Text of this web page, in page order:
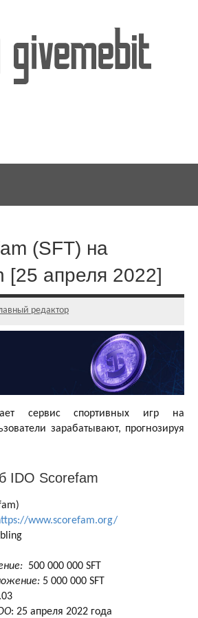
(SFT) на
[25 апреля 2022]
редактор
сервис спортивных игр на
зарабатывают, прогнозируя
IDO Scorefam
www.scorefam.org/
500 000 000 SFT
5 000 000 SFT
: 25 апреля 2022 года